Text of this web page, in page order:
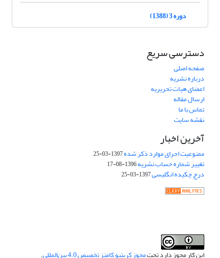
دوره 3 (1388)
دسترسی سریع
صفحه اصلی
درباره نشریه
اعضای هیات تحریریه
ارسال مقاله
تماس با ما
نقشه سایت
آخرین اخبار
ممنوعیت اجرای موارد ذکر شده1397-03-25
تغییر شماره حساب نشریه1396-08-17
درج چکیده انگلیسی1397-03-25
این کار مجوز دارد تحتمجوز کریتیو کامنز تخصیص 4.0 بین‌المللی .